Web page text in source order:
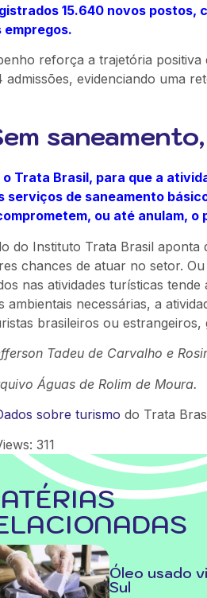
15.640 novos postos,
empregos.
reforça a trajetória
admissões, evidenciando uma
o Trata Brasil, para que a
serviços de saneamento
ou até anulam,
do Instituto Trata Brasil aponta
chances de atuar no setor.
nas atividades turísticas
ambientais necessárias, a
brasileiros ou
Tadeu de Carvalho e
Águas de Rolim de Moura.
sobre turismo do Trata
311
Óleo usado
Sul